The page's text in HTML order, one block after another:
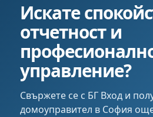
Искате
отчетност и
управление?
Свържете се с БГ Вход и
домоуправител в София